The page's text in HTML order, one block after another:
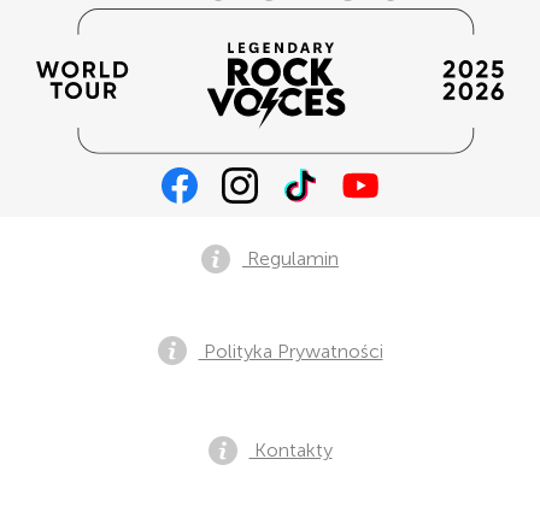
Regulamin
Polityka Prywatności
Kontakty